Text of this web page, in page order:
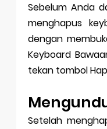
Sebelum Anda
menghapus
dengan
Keyboard
tekan tombol
Setelah